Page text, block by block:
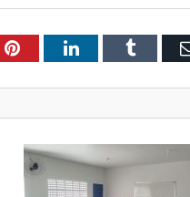
PinterestLinkedInTumblr